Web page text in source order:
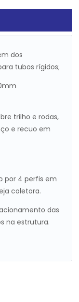
dos
tubos rígidos;
trilho e rodas,
e recuo em
por 4 perfis em
coletora.
das
na estrutura.